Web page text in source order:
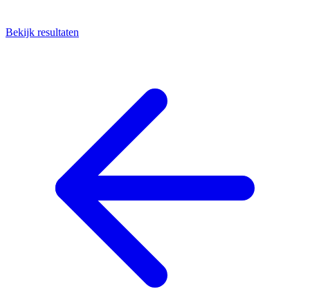
Bekijk resultaten